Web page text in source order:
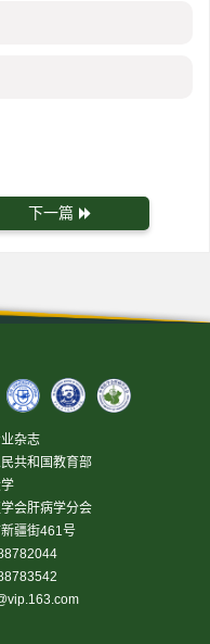
下一篇
杂志
共和国教育部
会肝病学分会
疆街461号